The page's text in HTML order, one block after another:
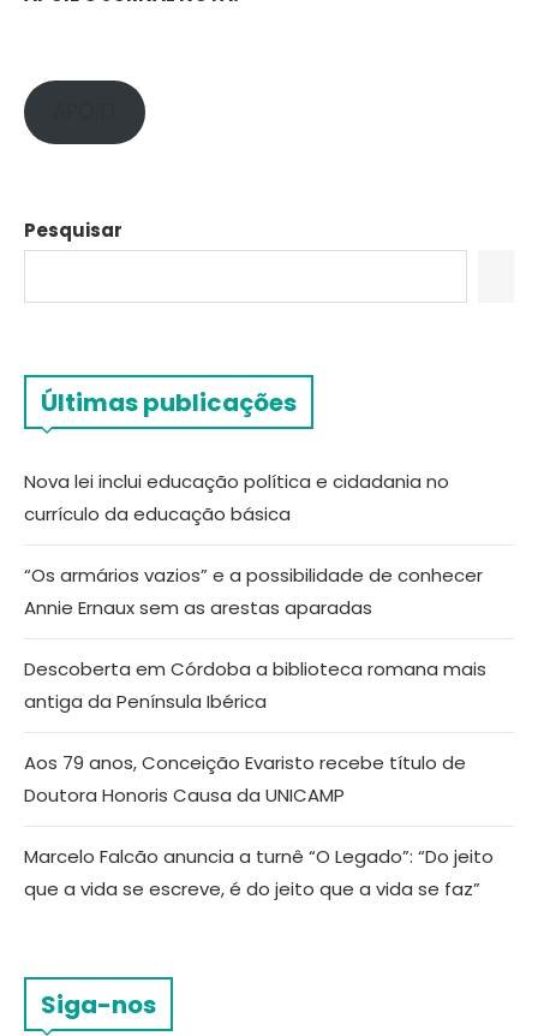
Pesquisar
Últimas publicações
Nova lei inclui educação política e cidadania no
currículo da educação básica
“Os armários vazios” e a possibilidade de conhecer
Annie Ernaux sem as arestas aparadas
Descoberta em Córdoba a biblioteca romana mais
antiga da Península Ibérica
Aos 79 anos, Conceição Evaristo recebe título de
Doutora Honoris Causa da UNICAMP
Marcelo Falcão anuncia a turnê “O Legado”: “Do jeito
que a vida se escreve, é do jeito que a vida se faz”
Siga-nos